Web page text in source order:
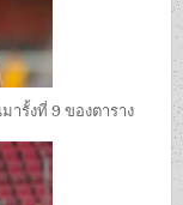
ารั้งที่ 9 ของตาราง